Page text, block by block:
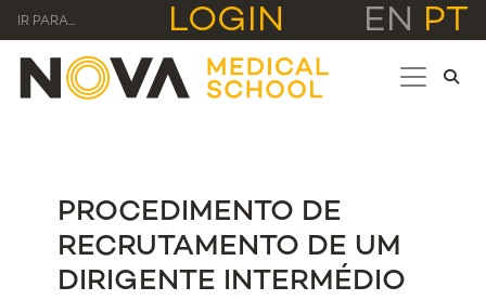
IR PARA... LOGIN EN PT
PROCEDIMENTO DE
RECRUTAMENTO DE UM
DIRIGENTE INTERMÉDIO